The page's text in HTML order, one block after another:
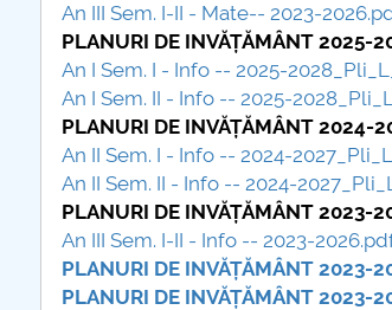
An III Sem. I-II - Mate-- 2023-
PLANURI DE INVĂȚĂMÂNT 2025-
An I Sem. I - Info -- 2025-
An I Sem. II - Info -- 2025-
PLANURI DE INVĂȚĂMÂNT
An II Sem. I - Info -- 2024-
An II Sem. II - Info -- 2024-
PLANURI DE INVĂȚĂMÂNT 2023-
An III Sem. I-II - Info -- 2023-
PLANURI DE INVĂȚĂMÂNT 2023-
PLANURI DE INVĂȚĂMÂNT 2023-